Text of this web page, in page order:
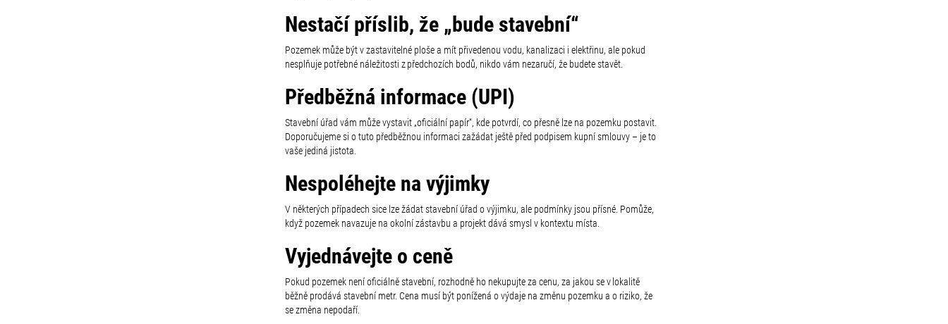
Nestačí příslib, že „bude stavební“
Pozemek může být v zastavitelné ploše a mít přivedenou vodu, kanalizaci i elektřinu, ale pokud
nesplňuje potřebné náležitosti z předchozích bodů, nikdo vám nezaručí, že budete stavět.
Předběžná informace (UPI)
Stavební úřad vám může vystavit „oficiální papír“, kde potvrdí, co přesně lze na pozemku postavit.
Doporučujeme si o tuto předběžnou informaci zažádat ještě před podpisem kupní smlouvy – je to
vaše jediná jistota.
Nespoléhejte na výjimky
V některých případech sice lze žádat stavební úřad o výjimku, ale podmínky jsou přísné. Pomůže,
když pozemek navazuje na okolní zástavbu a projekt dává smysl v kontextu místa.
Vyjednávejte o ceně
Pokud pozemek není oficiálně stavební, rozhodně ho nekupujte za cenu, za jakou se v lokalitě
běžně prodává stavební metr. Cena musí být ponížená o výdaje na změnu pozemku a o riziko, že
se změna nepodaří.